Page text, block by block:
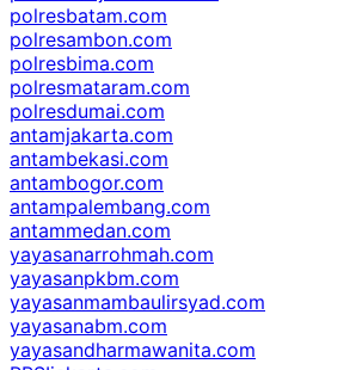
polresbatam.com
polresambon.com
polresbima.com
polresmataram.com
polresdumai.com
antamjakarta.com
antambekasi.com
antambogor.com
antampalembang.com
antammedan.com
yayasanarrohmah.com
yayasanpkbm.com
yayasanmambaulirsyad.com
yayasanabm.com
yayasandharmawanita.com